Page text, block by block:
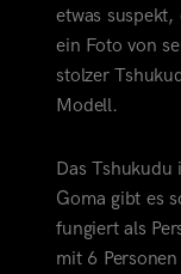
etwas suspekt,
ein Foto von
stolzer
Modell.
Das Tshukudu
Goma gibt es
fungiert als
mit 6